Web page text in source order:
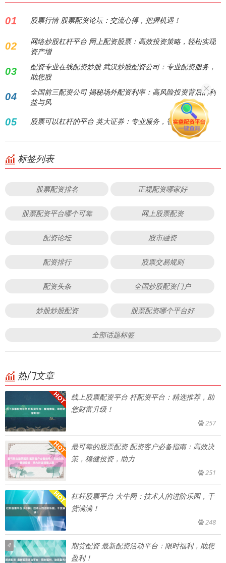
01 股票行情 股票配资论坛：交流心得，把握机遇！
02
网络炒股杠杆平台 网上配资股票：高效投资策略，轻松实现
资产增
03
配资专业在线配资炒股 武汉炒股配资公司：专业配资服务，
助您股
04
全国前三配资公司 揭秘场外配资利率：高风险投资背后的利
益与风
05 股票可以杠杆的平台 英大证券：专业服务，智领未来
标签列表
股票配资排名 正规配资哪家好
股票配资平台哪个可靠 网上股票配资
配资论坛 股市融资
配资排行 股票交易规则
配资头条 全国炒股配资门户
炒股炒股配资 股票配资哪个平台好
全部话题标签
热门文章
线上股票配资平台 杆配资平台：精选推荐，助
您财富升级！
257
最可靠的股票配资 配资客户必备指南：高效决
策，稳健投资，助力
251
杠杆股票平台 大牛网：技术人的进阶乐园，干
货满满！
248
4
期货配资 最新配资活动平台：限时福利，助您
盈利！